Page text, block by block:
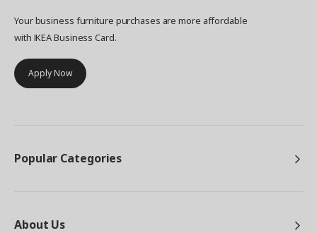
Your business furniture purchases are more affordable
with IKEA Business Card.
Apply Now
Popular Categories
About Us